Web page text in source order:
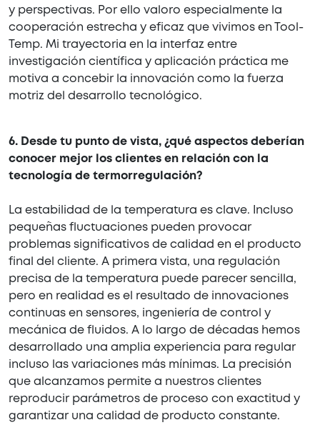
y perspectivas. Por ello valoro especialmente la
cooperación estrecha y eficaz que vivimos en Tool-
Temp. Mi trayectoria en la interfaz entre
investigación científica y aplicación práctica me
motiva a concebir la innovación como la fuerza
motriz del desarrollo tecnológico.
6. Desde tu punto de vista, ¿qué aspectos deberían
conocer mejor los clientes en relación con la
tecnología de termorregulación?
La estabilidad de la temperatura es clave. Incluso
pequeñas fluctuaciones pueden provocar
problemas significativos de calidad en el producto
final del cliente. A primera vista, una regulación
precisa de la temperatura puede parecer sencilla,
pero en realidad es el resultado de innovaciones
continuas en sensores, ingeniería de control y
mecánica de fluidos. A lo largo de décadas hemos
desarrollado una amplia experiencia para regular
incluso las variaciones más mínimas. La precisión
que alcanzamos permite a nuestros clientes
reproducir parámetros de proceso con exactitud y
garantizar una calidad de producto constante.